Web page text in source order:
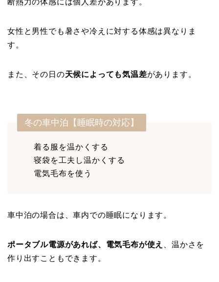
断熱力の体感には個人差があります。
女性と男性でも暑さや冷えに対する体感は異なりま
す。
また、その日の天候によっても気温差があります。
冬の車中泊【睡眠時の対応】
着る服を温かくする
寝袋を工夫し温かくする
電気毛布を使う
車中泊の場合は、車内での睡眠になります。
ポータブル電源があれば、電気毛布が使え
、温かさを
作り出すこともできます。